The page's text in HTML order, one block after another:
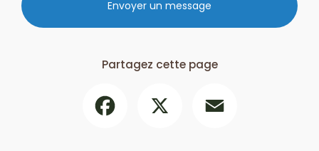
Envoyer un message
Partagez cette page